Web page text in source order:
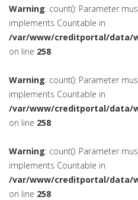
Warning: count(): Parameter
implements Countable in
/var/www/creditportal/data/
on line 258
Warning: count(): Parameter
implements Countable in
/var/www/creditportal/data/
on line 258
Warning: count(): Parameter
implements Countable in
/var/www/creditportal/data/
on line 258